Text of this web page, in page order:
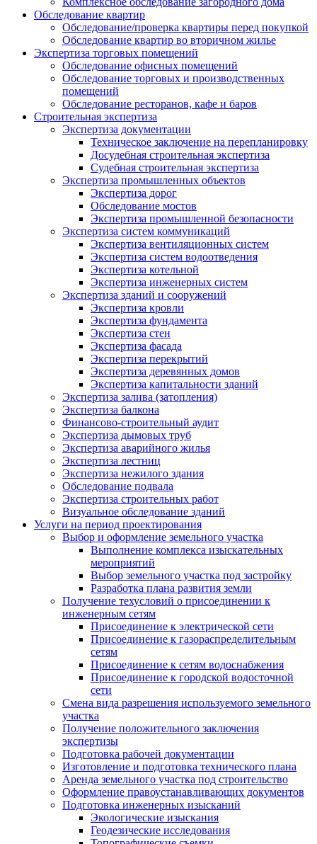
Обследование квартир
Обследование/проверка квартиры перед покупкой
Обследование квартир во вторичном жилье
Экспертиза торговых помещений
Обследование офисных помещений
Обследование торговых и производственных
помещений
Обследование ресторанов, кафе и баров
Строительная экспертиза
Экспертиза документации
Техническое заключение на перепланировку
Досудебная строительная экспертиза
Судебная строительная экспертиза
Экспертиза промышленных объектов
Экспертиза дорог
Обследование мостов
Экспертиза промышленной безопасности
Экспертиза систем коммуникаций
Экспертиза вентиляционных систем
Экспертиза систем водоотведения
Экспертиза котельной
Экспертиза инженерных систем
Экспертиза зданий и сооружений
Экспертиза кровли
Экспертиза фундамента
Экспертиза стен
Экспертиза фасада
Экспертиза перекрытий
Экспертиза деревянных домов
Экспертиза капитальности зданий
Экспертиза залива (затопления)
Экспертиза балкона
Финансово-строительный аудит
Экспертиза дымовых труб
Экспертиза аварийного жилья
Экспертиза лестниц
Экспертиза нежилого здания
Обследование подвала
Экспертиза строительных работ
Визуальное обследование зданий
Услуги на период проектирования
Выбор и оформление земельного участка
Выполнение комплекса изыскательных
мероприятий
Выбор земельного участка под застройку
Разработка плана развития земли
Получение техусловий о присоединении к
инженерным сетям
Присоединение к электрической сети
Присоединение к газораспределительным
сетям
Присоединение к сетям водоснабжения
Присоединение к городской водосточной
сети
Смена вида разрешения используемого земельного
участка
Получение положительного заключения
экспертизы
Подготовка рабочей документации
Изготовление и подготовка технического плана
Аренда земельного участка под строительство
Оформление правоустанавливающих документов
Подготовка инженерных изысканий
Экологические изыскания
Геодезические исследования